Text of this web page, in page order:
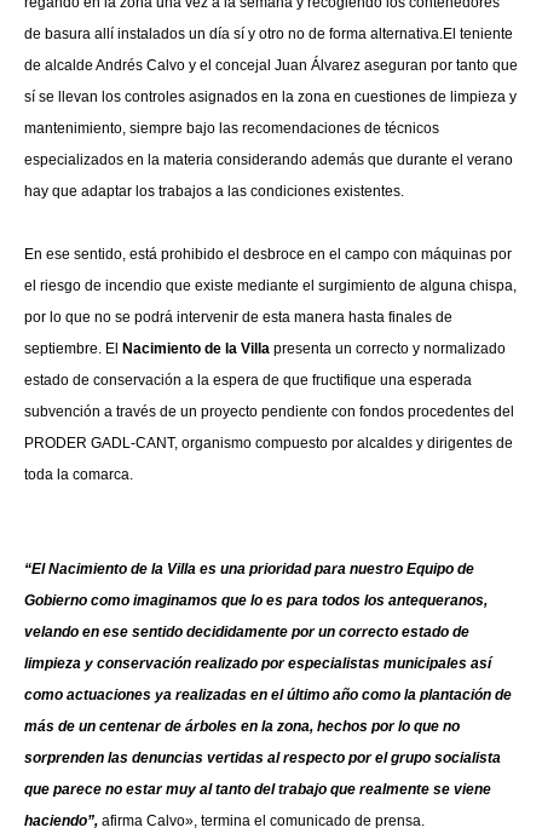
de basura allí instalados un día sí y otro no de forma alternativa.El teniente
de alcalde Andrés Calvo y el concejal Juan Álvarez aseguran por tanto que
sí se llevan los controles asignados en la zona en cuestiones de limpieza y
mantenimiento, siempre bajo las recomendaciones de técnicos
especializados en la materia considerando además que durante el verano
hay que adaptar los trabajos a las condiciones existentes.
En ese sentido, está prohibido el desbroce en el campo con máquinas por
el riesgo de incendio que existe mediante el surgimiento de alguna chispa,
por lo que no se podrá intervenir de esta manera hasta finales de
septiembre. El Nacimiento de la Villa presenta un correcto y normalizado
estado de conservación a la espera de que fructifique una esperada
subvención a través de un proyecto pendiente con fondos procedentes del
PRODER GADL-CANT, organismo compuesto por alcaldes y dirigentes de
toda la comarca.
“El Nacimiento de la Villa es una prioridad para nuestro Equipo de
Gobierno como imaginamos que lo es para todos los antequeranos,
velando en ese sentido decididamente por un correcto estado de
limpieza y conservación realizado por especialistas municipales así
como actuaciones ya realizadas en el último año como la plantación de
más de un centenar de árboles en la zona, hechos por lo que no
sorprenden las denuncias vertidas al respecto por el grupo socialista
que parece no estar muy al tanto del trabajo que realmente se viene
haciendo”, afirma Calvo», termina el comunicado de prensa.